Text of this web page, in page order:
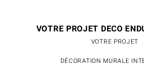
VOTRE PROJET DECO
VOTRE PROJET
DÉCORATION MURALE